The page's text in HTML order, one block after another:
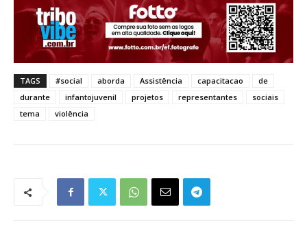
TAGS #social aborda Assistência capacitacao
de
durante
infantojuvenil projetos representantes
sociais
tema
violência